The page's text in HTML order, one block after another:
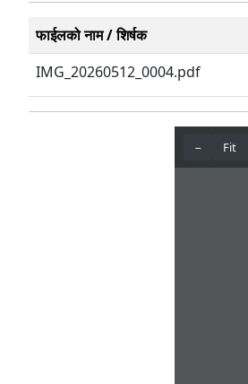
फाईलको नाम / शिर्षक
IMG_20260512_0004.pdf